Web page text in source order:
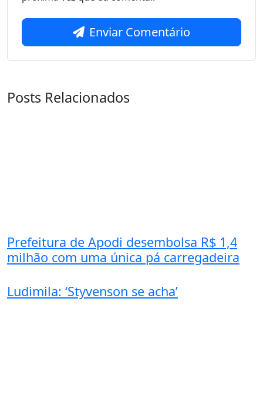
Enviar Comentário
Posts Relacionados
Prefeitura de Apodi desembolsa R$ 1,4
milhão com uma única pá carregadeira
Ludimila: ‘Styvenson se acha’